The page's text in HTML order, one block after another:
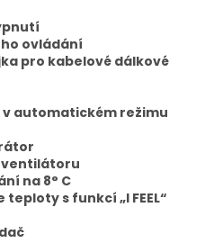
ovládání
pro kabelové dálkové
automatickém režimu
ventilátoru
na 8° C
s funkcí „I FEEL“